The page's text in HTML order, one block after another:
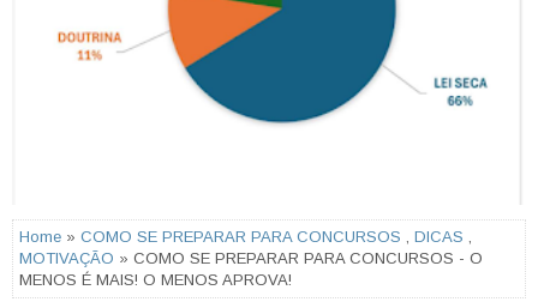
Home » COMO SE PREPARAR PARA CONCURSOS DICAS
MOTIVAÇÃO » COMO SE PREPARAR PARA CONCURSOS - O
MENOS É MAIS! O MENOS APROVA!